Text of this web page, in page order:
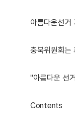
아름다운선거
충북위원회는
"아름다운 선
Contents